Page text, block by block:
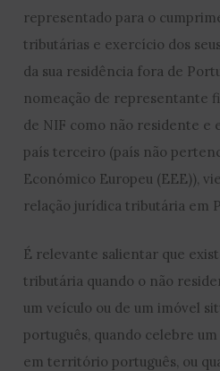
representado para o
tributárias e exercício dos
da sua residência fora de
nomeação de representante
de NIF como não residente e
país terceiro (país não
Económico Europeu (EEE)),
relação jurídica tributária em
É relevante salientar que
tributária quando o não
um veículo ou de um imóvel
português, quando celebre
em território português, ou